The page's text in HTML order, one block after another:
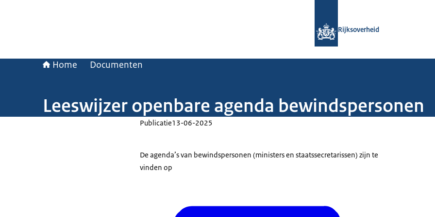
Rijksoverheid
Home Documenten
Leeswijzer openbare agenda bewindspersonen
Publicatie13-06-2025
De agenda’s van bewindspersonen (ministers en staatssecretarissen) zijn te
vinden op